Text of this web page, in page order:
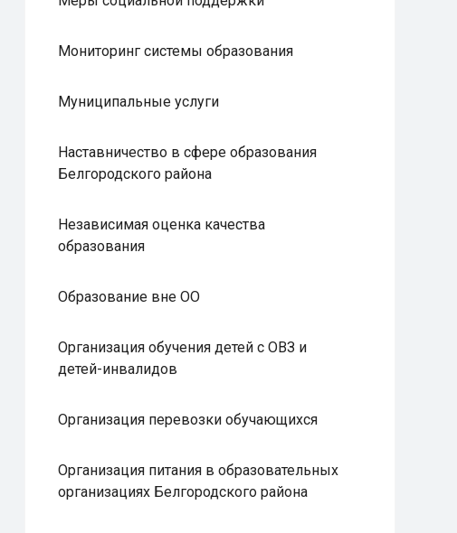
Мониторинг системы образования
Муниципальные услуги
Наставничество в сфере образования
Белгородского района
Независимая оценка качества
образования
Образование вне ОО
Организация обучения детей с ОВЗ и
детей-инвалидов
Организация перевозки обучающихся
Организация питания в образовательных
организациях Белгородского района